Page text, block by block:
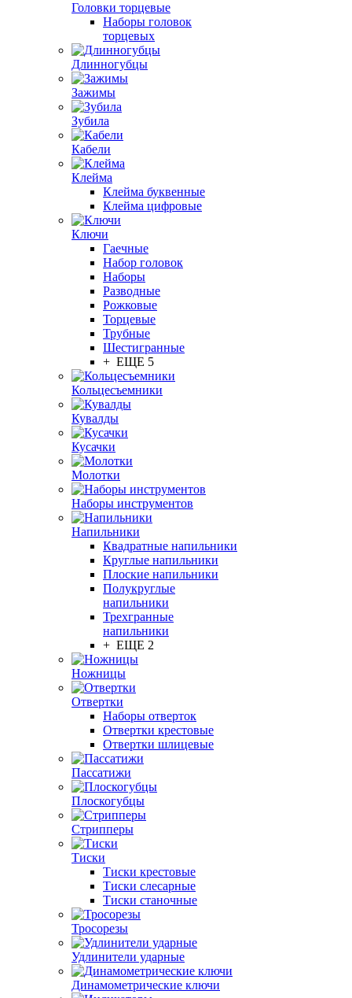
Головки торцевые
Наборы головок
торцевых
Длинногубцы
Зажимы
Зубила
Кабели
Клейма
Клейма буквенные
Клейма цифровые
Ключи
Гаечные
Набор головок
Наборы
Разводные
Рожковые
Торцевые
Трубные
Шестигранные
+ ЕЩЕ 5
Кольцесъемники
Кувалды
Кусачки
Молотки
Наборы инструментов
Напильники
Квадратные напильники
Круглые напильники
Плоские напильники
Полукруглые
напильники
Трехгранные
напильники
+ ЕЩЕ 2
Ножницы
Отвертки
Наборы отверток
Отвертки крестовые
Отвертки шлицевые
Пассатижи
Плоскогубцы
Стрипперы
Тиски
Тиски крестовые
Тиски слесарные
Тиски станочные
Тросорезы
Удлинители ударные
Динамометрические ключи